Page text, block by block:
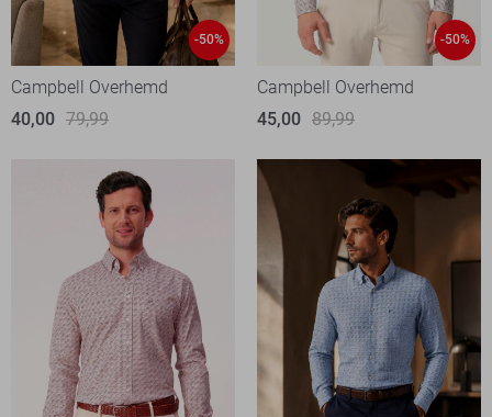
-50%
Campbell Overhemd
40,00 79,99
-50%
Campbell Overhemd
45,00 89,99